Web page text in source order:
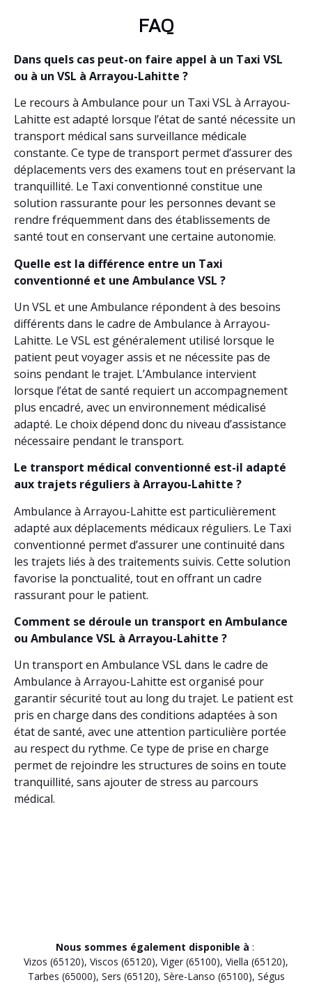
FAQ
Dans quels cas peut-on faire appel à un Taxi VSL
ou à un VSL à Arrayou-Lahitte ?
Le recours à Ambulance pour un Taxi VSL à Arrayou-
Lahitte est adapté lorsque l’état de santé nécessite un
transport médical sans surveillance médicale
constante. Ce type de transport permet d’assurer des
déplacements vers des examens tout en préservant la
tranquillité. Le Taxi conventionné constitue une
solution rassurante pour les personnes devant se
rendre fréquemment dans des établissements de
santé tout en conservant une certaine autonomie.
Quelle est la différence entre un Taxi
conventionné et une Ambulance VSL ?
Un VSL et une Ambulance répondent à des besoins
différents dans le cadre de Ambulance à Arrayou-
Lahitte. Le VSL est généralement utilisé lorsque le
patient peut voyager assis et ne nécessite pas de
soins pendant le trajet. L’Ambulance intervient
lorsque l’état de santé requiert un accompagnement
plus encadré, avec un environnement médicalisé
adapté. Le choix dépend donc du niveau d’assistance
nécessaire pendant le transport.
Le transport médical conventionné est-il adapté
aux trajets réguliers à Arrayou-Lahitte ?
Ambulance à Arrayou-Lahitte est particulièrement
adapté aux déplacements médicaux réguliers. Le Taxi
conventionné permet d’assurer une continuité dans
les trajets liés à des traitements suivis. Cette solution
favorise la ponctualité, tout en offrant un cadre
rassurant pour le patient.
Comment se déroule un transport en Ambulance
ou Ambulance VSL à Arrayou-Lahitte ?
Un transport en Ambulance VSL dans le cadre de
Ambulance à Arrayou-Lahitte est organisé pour
garantir sécurité tout au long du trajet. Le patient est
pris en charge dans des conditions adaptées à son
état de santé, avec une attention particulière portée
au respect du rythme. Ce type de prise en charge
permet de rejoindre les structures de soins en toute
tranquillité, sans ajouter de stress au parcours
médical.
Nous sommes également disponible à :
Vizos (65120), Viscos (65120), Viger (65100), Viella (65120),
Tarbes (65000), Sers (65120), Sère-Lanso (65100), Ségus